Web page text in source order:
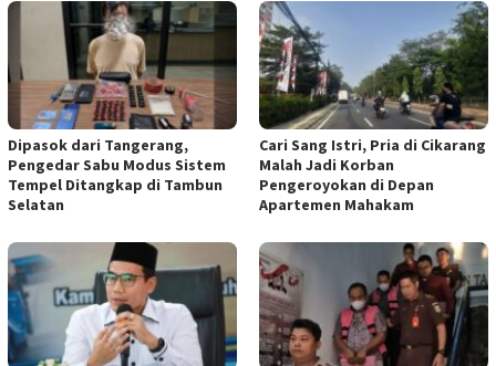
Dipasok dari Tangerang,
Pengedar Sabu Modus Sistem
Tempel Ditangkap di Tambun
Selatan
Cari Sang Istri, Pria di Cikarang
Malah Jadi Korban
Pengeroyokan di Depan
Apartemen Mahakam